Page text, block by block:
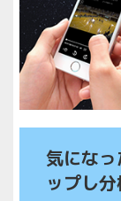
気にな
ップし